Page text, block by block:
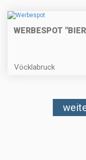
WERBESPOT
Vöcklabruck